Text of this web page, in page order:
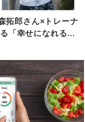
拓郎さん×トレーナ
「幸せになれるフ